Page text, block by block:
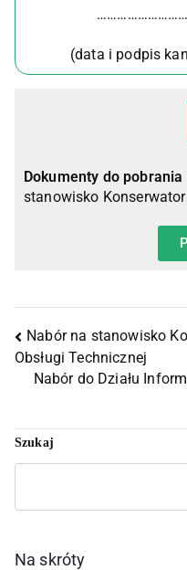
(data i podpis
Dokumenty do pobrania
stanowisko
Nabór na stanowisko
Obsługi Technicznej
Nabór do Działu
Szukaj
Na skróty